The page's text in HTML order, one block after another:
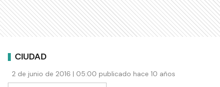
CIUDAD
2 de junio de 2016 | 05:00 publicado hace 10 años